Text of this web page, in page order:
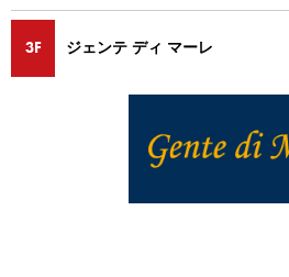
3F ジェンテ ディ マーレ